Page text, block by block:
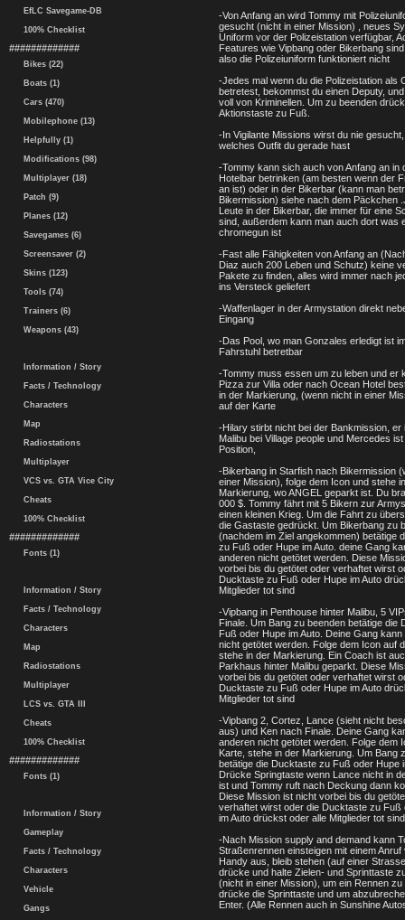
EfLC Savegame-DB
100% Checklist
#############
Bikes (22)
Boats (1)
Cars (470)
Mobilephone (13)
Helpfully (1)
Modifications (98)
Multiplayer (18)
Patch (9)
Planes (12)
Savegames (6)
Screensaver (2)
Skins (123)
Tools (74)
Trainers (6)
Weapons (43)
Information / Story
Facts / Technology
Characters
Map
Radiostations
Multiplayer
VCS vs. GTA Vice City
Cheats
100% Checklist
#############
Fonts (1)
Information / Story
Facts / Technology
Characters
Map
Radiostations
Multiplayer
LCS vs. GTA III
Cheats
100% Checklist
#############
Fonts (1)
Information / Story
Gameplay
Facts / Technology
Characters
Vehicle
Gangs
-Von Anfang an wird Tommy mit
gesucht (nicht in einer Mission) , neues
Uniform vor der Polizeistation verfügbar,
Features wie Vipbang oder Bikerbang
also die Polizeiuniform funktioniert nicht
-Jedes mal wenn du die Polizeistation als
betretest, bekommst du einen Deputy,
voll von Kriminellen. Um zu beenden
Aktionstaste zu Fuß.
-In Vigilante Missions wirst du nie
welches Outfit du gerade hast
-Tommy kann sich auch von Anfang an in
Hotelbar betrinken (am besten wenn der
an ist) oder in der Bikerbar (kann man
Bikermission) siehe nach dem Päckchen
Leute in der Bikerbar, die immer für eine
sind, außerdem kann man auch dort was
chromegun ist
-Fast alle Fähigkeiten von Anfang an
Diaz auch 200 Leben und Schutz) keine
Pakete zu finden, alles wird immer nach
ins Versteck geliefert
-Waffenlager in der Armystation direkt
Eingang
-Das Pool, wo man Gonzales erledigt ist
Fahrstuhl betretbar
-Tommy muss essen um zu leben und er
Pizza zur Villa oder nach Ocean Hotel
in der Markierung, (wenn nicht in einer
auf der Karte
-Hilary stirbt nicht bei der Bankmission, er
Malibu bei Village people und Mercedes
Position,
-Bikerbang in Starfish nach Bikermission
einer Mission), folge dem Icon und stehe
Markierung, wo ANGEL geparkt ist. Du
000 $. Tommy fährt mit 5 Bikern zur
einen kleinen Krieg. Um die Fahrt zu
die Gastaste gedrückt. Um Bikerbang zu
(nachdem im Ziel angekommen) betätige
zu Fuß oder Hupe im Auto. deine Gang
anderen nicht getötet werden. Diese
vorbei bis du getötet oder verhaftet wirst
Ducktaste zu Fuß oder Hupe im Auto
Mitglieder tot sind
-Vipbang in Penthouse hinter Malibu, 5
Finale. Um Bang zu beenden betätige die
Fuß oder Hupe im Auto. Deine Gang
nicht getötet werden. Folge dem Icon auf
stehe in der Markierung. Ein Coach ist
Parkhaus hinter Malibu geparkt. Diese
vorbei bis du getötet oder verhaftet wirst
Ducktaste zu Fuß oder Hupe im Auto
Mitglieder tot sind
-Vipbang 2, Cortez, Lance (sieht nicht
aus) und Ken nach Finale. Deine Gang
anderen nicht getötet werden. Folge dem
Karte, stehe in der Markierung. Um Bang
betätige die Ducktaste zu Fuß oder Hupe
Drücke Springtaste wenn Lance nicht in
ist und Tommy ruft nach Deckung dann
Diese Mission ist nicht vorbei bis du
verhaftet wirst oder die Ducktaste zu Fuß
im Auto drückst oder alle Mitglieder tot sind
-Nach Mission supply and demand kann
Straßenrennen einsteigen mit einem Anruf
Handy aus, bleib stehen (auf einer
drücke und halte Zielen- und Sprinttaste
(nicht in einer Mission), um ein Rennen zu
drücke die Sprinttaste und um
Enter. (Alle Rennen auch in Sunshine